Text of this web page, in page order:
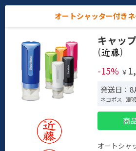
オートシャッター付きネ
キャッ
(
)
-15% ￥
発送日：8
ネコポス（郵
商
オートシャ